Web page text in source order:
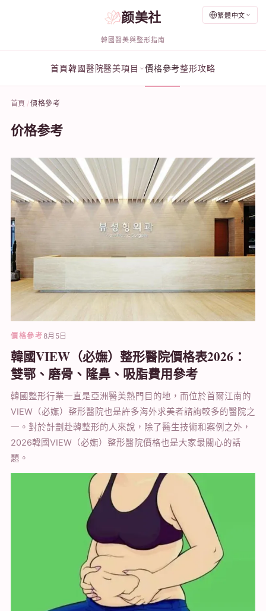
繁體中文
颜美社
韓國醫美與整形指南
首頁韓國醫院醫美項目 價格參考整形攻略
首頁 價格參考
价格参考
價格參考8月5日
韓國VIEW（必嫵）整形醫院價格表2026：
雙鄂、磨骨、隆鼻、吸脂費用參考
韓國整形行業一直是亞洲醫美熱門目的地，而位於首爾江南的
VIEW（必嫵）整形醫院也是許多海外求美者諮詢較多的醫院之
一。對於計劃赴韓整形的人來說，除了醫生技術和案例之外，
2026韓國VIEW（必嫵）整形醫院價格也是大家最關心的話
題。